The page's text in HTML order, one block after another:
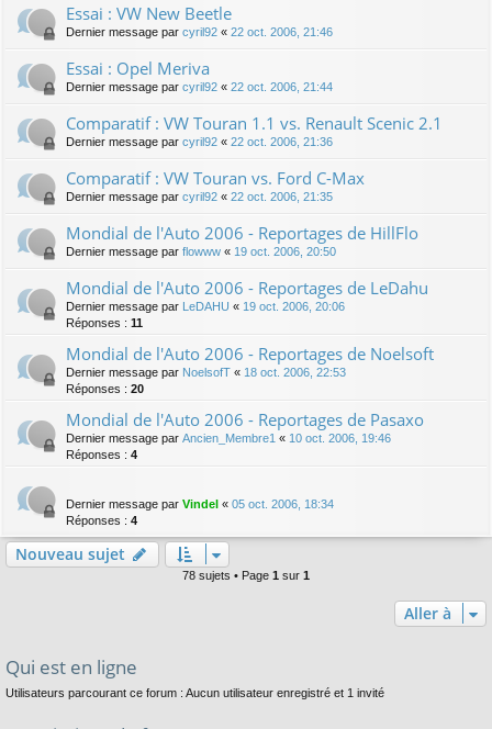
Essai : VW New Beetle
Dernier message par cyril92 « 22 oct. 2006, 21:46
Essai : Opel Meriva
Dernier message par cyril92 « 22 oct. 2006, 21:44
Comparatif : VW Touran 1.1 vs. Renault Scenic 2.1
Dernier message par cyril92 « 22 oct. 2006, 21:36
Comparatif : VW Touran vs. Ford C-Max
Dernier message par cyril92 « 22 oct. 2006, 21:35
Mondial de l'Auto 2006 - Reportages de HillFlo
Dernier message par flowww « 19 oct. 2006, 20:50
Mondial de l'Auto 2006 - Reportages de LeDahu
Dernier message par LeDAHU « 19 oct. 2006, 20:06
Réponses : 11
Mondial de l'Auto 2006 - Reportages de Noelsoft
Dernier message par NoelsofT « 18 oct. 2006, 22:53
Réponses : 20
Mondial de l'Auto 2006 - Reportages de Pasaxo
Dernier message par Ancien_Membre1 « 10 oct. 2006, 19:46
Réponses : 4
Dernier message par Vindel « 05 oct. 2006, 18:34
Réponses : 4
Nouveau sujet
78 sujets • Page 1 sur 1
Aller à
Qui est en ligne
Utilisateurs parcourant ce forum : Aucun utilisateur enregistré et 1 invité